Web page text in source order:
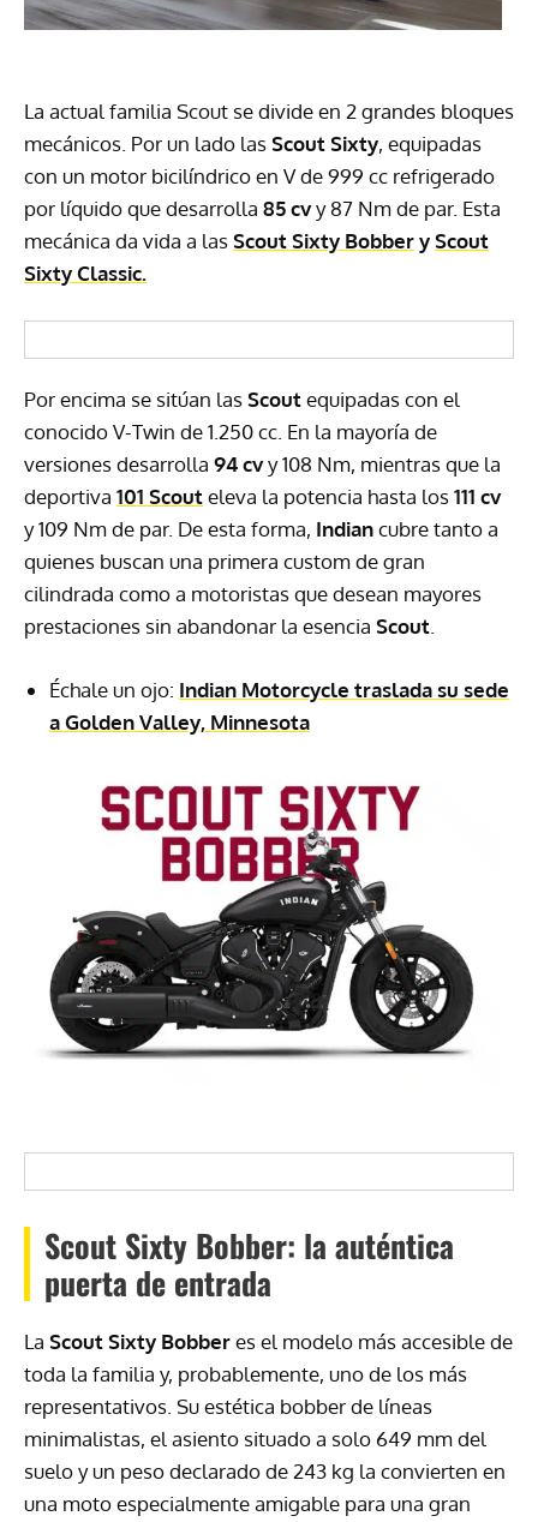
La actual familia Scout se divide en 2 grandes bloques
mecánicos. Por un lado lasScout Sixty, equipadas
con un motor bicilíndrico en V de 999 cc refrigerado
por líquido que desarrolla 85 cvy 87 Nm de par. Esta
mecánica da vida a lasScout Sixty BobberyScout
Sixty Classic.
Por encima se sitúan lasScoutequipadas con el
conocido V-Twin de 1.250 cc. En la mayoría de
versiones desarrolla 94 cvy 108 Nm, mientras que la
deportiva 101 Scouteleva la potencia hasta los111 cv
y 109 Nm de par. De esta forma, Indiancubre tanto a
quienes buscan una primera custom de gran
cilindrada como a motoristas que desean mayores
prestaciones sin abandonar la esencia Scout
Échale un ojo: Indian Motorcycle traslada su sede
a Golden Valley, Minnesota
Scout Sixty Bobber: la auténtica
puerta de entrada
La Scout Sixty Bobberes el modelo más accesible de
toda la familia y, probablemente, uno de los más
representativos. Su estética bobber de líneas
minimalistas, el asiento situado a solo 649 mm del
suelo y un peso declarado de 243 kg la convierten en
una moto especialmente amigable para una gran